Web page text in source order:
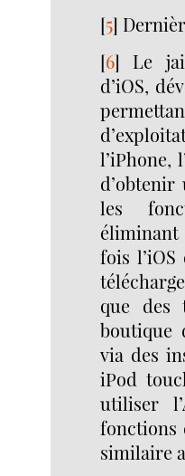
[5]
[6] Le
d’iOS,
l’iPhone,
les
éliminant
fois
que des
boutique
via des
iPod
utiliser
fonctions
similaire